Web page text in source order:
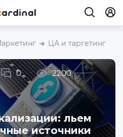
ЦА и таргетинг
льем
источники
0 2200